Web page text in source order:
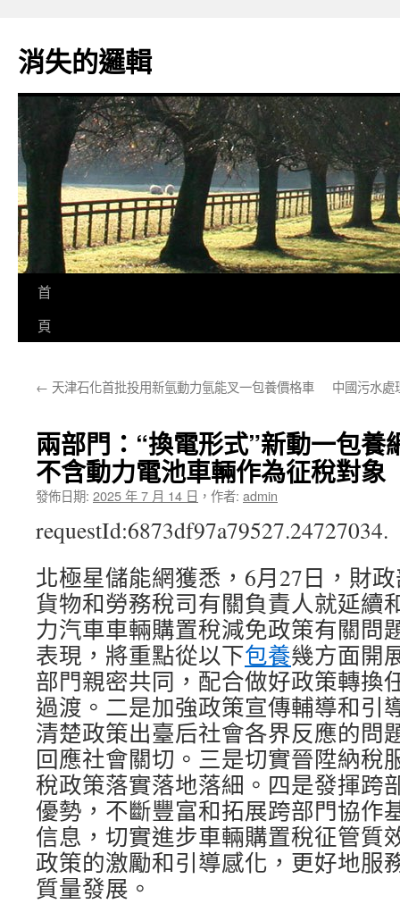
主
要
消失的邏輯
首
頁
← 天津石化首批投用新氫動力氫能叉一包養價格車 中國污水處
兩部門：“換電形式”新動一包養
不含動力電池車輛作為征稅對象
發佈日期: 2025 年 7 月 14 日 ， 作者: admin
requestId:6873df97a79527.24727034.
北極星儲能網獲悉，6月27日，財
貨物和勞務稅司有關負責人就延續
力汽車車輛購置稅減免政策有關問
表現，將重點從以下包養幾方面開
部門親密共同，配合做好政策轉換
過渡。二是加強政策宣傳輔導和引
清楚政策出臺后社會各界反應的問
回應社會關切。三是切實晉陞納稅
稅政策落實落地落細。四是發揮跨
優勢，不斷豐富和拓展跨部門協作
信息，切實進步車輛購置稅征管質
政策的激勵和引導感化，更好地服
質量發展。